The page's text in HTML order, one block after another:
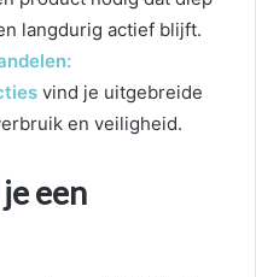
langdurig actief blijft.
vind je uitgebreide
en veiligheid.
een